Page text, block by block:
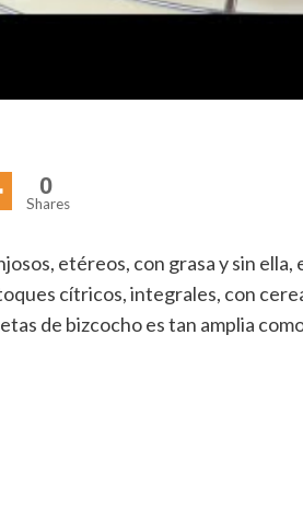
0
Shares
etéreos, con grasa y sin
cítricos, integrales, con
de bizcocho es tan amplia